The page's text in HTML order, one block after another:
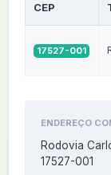
CEP
17527-001
ENDEREÇO
Rodovia
17527-001